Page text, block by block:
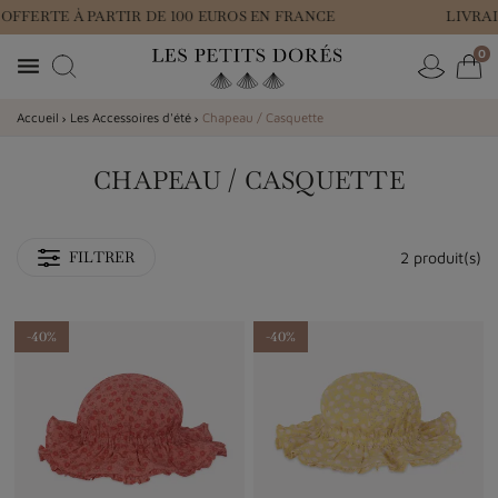
À PARTIR DE 100 EUROS EN FRANCE
 0
Accueil Les Accessoires d'été Chapeau / Casquette
CHAPEAU / CASQUETTE
FILTRER 2 produit(s)
-40% -40%